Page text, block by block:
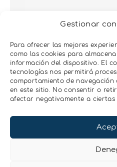
Gestionar
Para ofrecer las mejores
como las cookies para
información del dispositivo. El
tecnologías nos permitirá
comportamiento de navegación
en este sitio. No consentir o
afectar negativamente a
ES-2 medida de la
en una tubería,